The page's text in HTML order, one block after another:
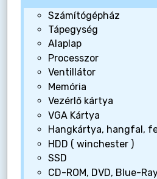
Számítógépház
Tápegység
Alaplap
Processzor
Ventillátor
Memória
Vezérlő kártya
VGA Kártya
Hangkártya, hangfal,
HDD ( winchester )
SSD
CD-ROM, DVD, Blue-